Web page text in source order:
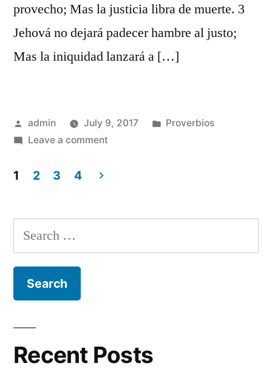
provecho; Mas la justicia libra de muerte. 3
Jehová no dejará padecer hambre al justo;
Mas la iniquidad lanzará a […]
Posted
by
admin July 9, 2017
Posted
Proverbios
Leave a commenton
navigation
1 2 3 4
Search
for:
Recent Posts